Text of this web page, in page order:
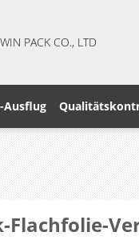
PACK CO., LTD
Ausflug